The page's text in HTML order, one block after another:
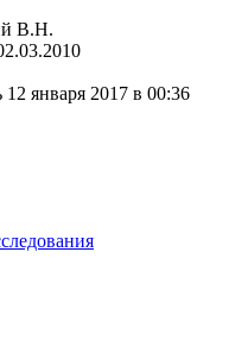
В.Н.
января 2017 в 00:36